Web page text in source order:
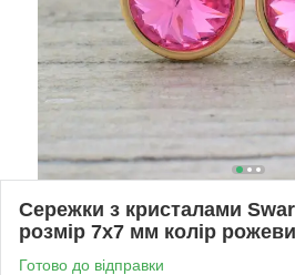
Сережки з кристалами
розмір 7х7 мм колір
Готово до відправки